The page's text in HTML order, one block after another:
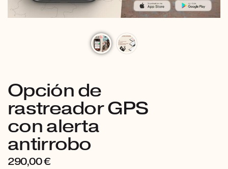
Opción de
rastreador GPS
con alerta
antirrobo
290,00€